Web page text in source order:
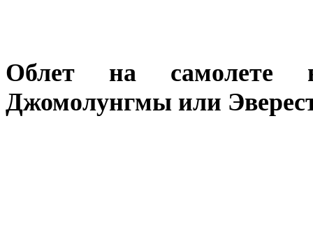
Облет на самолете
Джомолунгмы или